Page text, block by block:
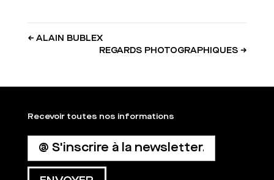
←ALAIN BUBLEX
REGARDS PHOTOGRAPHIQUES →
Recevoir toutes nos informations